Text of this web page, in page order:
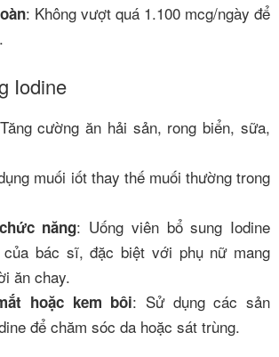
: Không vượt quá 1.100 mcg/ngày để
Iodine
cường ăn hải sản, rong biển, sữa,
muối iốt thay thế muối thường trong
năng: Uống viên bổ sung Iodine
bác sĩ, đặc biệt với phụ nữ mang
ăn chay.
hoặc kem bôi: Sử dụng các sản
để chăm sóc da hoặc sát trùng.